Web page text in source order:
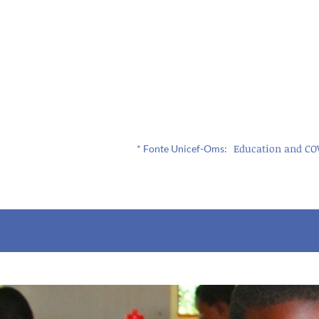
* Fonte Unicef-Oms: Education and